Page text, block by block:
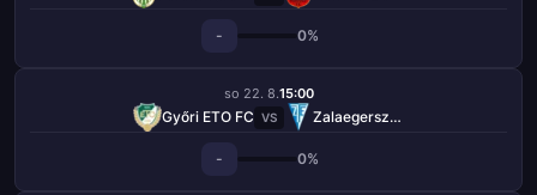
- 0%
so 22. 8.15:00
Győri ETO FC VS Zalaegerszegi TE
- 0%